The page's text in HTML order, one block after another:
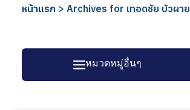
หน้าแรก > Archives for เทอดชัย บัวผาย
หมวดหมู่อื่นๆ